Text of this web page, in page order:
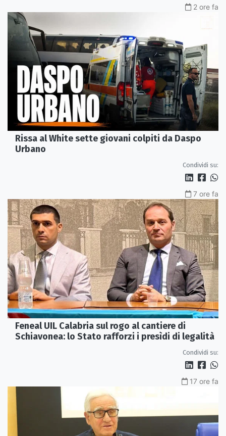
2 ore fa
Rissa al White sette giovani colpiti da Daspo
Urbano
Condividi su:
7 ore fa
Feneal UIL Calabria sul rogo al cantiere di
Schiavonea: lo Stato rafforzi i presìdi di legalità
Condividi su:
17 ore fa